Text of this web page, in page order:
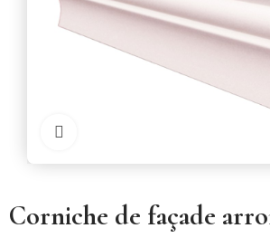
Corniche de façade